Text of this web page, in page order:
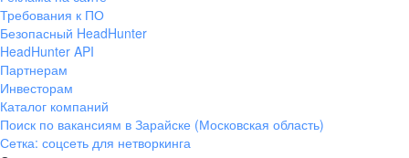
Требования к ПО
Безопасный HeadHunter
HeadHunter API
Партнерам
Инвесторам
Каталог компаний
Поиск по вакансиям в Зарайске (Московская область)
Сетка: соцсеть для нетворкинга